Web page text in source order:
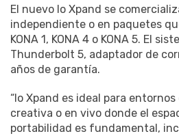
El nuevo Io Xpand se
independiente o en paquetes
KONA 1, KONA 4 o KONA 5. El
Thunderbolt 5, adaptador de
años de garantía.
“Io Xpand es ideal para
creativa o en vivo donde el
portabilidad es fundamental,